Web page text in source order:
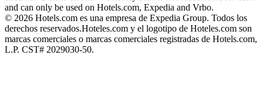
and can only be used on Hotels.com, Expedia and Vrbo.
© 2026 Hotels.com es una empresa de Expedia Group. Todos los
derechos reservados.Hoteles.com y el logotipo de Hoteles.com son
marcas comerciales o marcas comerciales registradas de Hotels.com,
L.P. CST# 2029030-50.